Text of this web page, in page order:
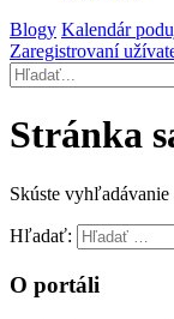
Blogy Kalendár
Zaregistrovaní
Stránka
Skúste
Hľadať:
O portáli